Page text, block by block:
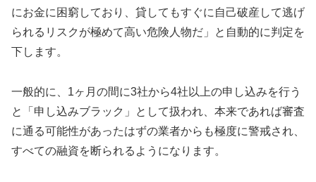
にお金に困窮しており、貸してもすぐに自己破産して逃げ
られるリスクが極めて高い危険人物だ」と自動的に判定を
下します。
一般的に、1ヶ月の間に3社から4社以上の申し込みを行う
と「申し込みブラック」として扱われ、本来であれば審査
に通る可能性があったはずの業者からも極度に警戒され、
すべての融資を断られるようになります。